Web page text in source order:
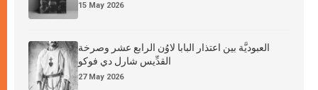
15 May 2026
العبوديَّة بين اعتذار البابا لاوُن الرابع عشر وصرخة
القدِّيس شارل دي فوكو
27 May 2026